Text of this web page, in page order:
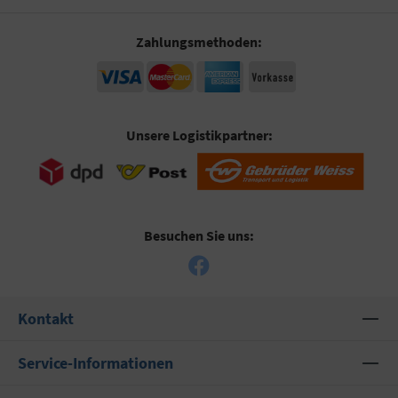
Zahlungsmethoden:
Unsere Logistikpartner:
Besuchen Sie uns:
Kontakt
Service-Informationen